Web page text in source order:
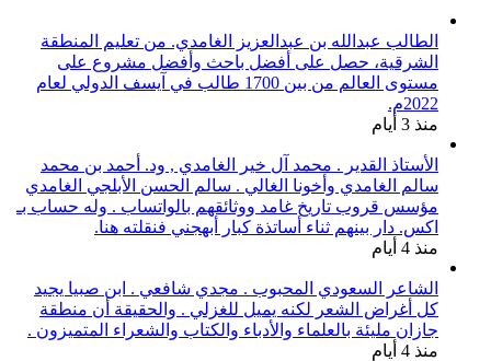
الطالب عبدالله بن عبدالعزيز الغامدي. من تعليم المنطقة
الشرقية، حصل على أفضل باحث وأفضل مشروع على
مستوى العالم من بين 1700 طالب في آيسف الدولي لعام
2022م.
منذ 3 أيام
الأستاذ القدير . محمد آل خير الغامدي , ود. أحمد بن محمد
سالم الغامدي وأخونا الغالي . سالم الحسن الأبلجي الغامدي
مؤسس قروب تاريخ غامد ووثائقهم بالواتساب . وله حساب بـ
اكس. دار بينهم ثناء أساتذة كبار أبهجني فنقلته هنا.
منذ 4 أيام
الشاعر السعودي المحبوب . مجدي شافعي . ابن صبيا يجيد
كل أغراض الشعر لكنه يميل للغزلي . والحقيقة أن منطقة
جازان مليئة بالعلماء والأدباء والكتاب والشعراء المتميزون .
منذ 4 أيام